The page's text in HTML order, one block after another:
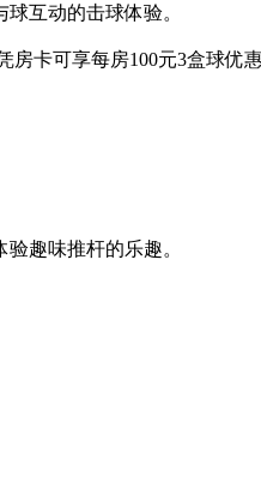
互动的击球体验。
房卡可享每房100元3盒球优
趣味推杆的乐趣。